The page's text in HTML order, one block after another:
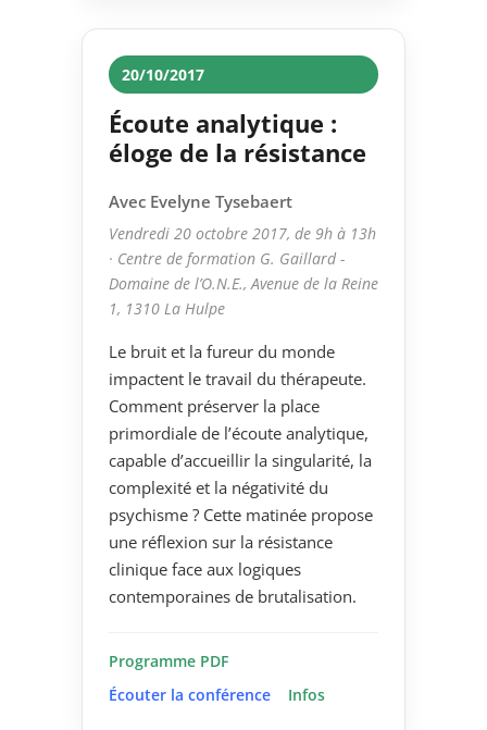
20/10/2017
Écoute analytique :
éloge de la résistance
Avec Evelyne Tysebaert
Vendredi 20 octobre 2017, de 9h à 13h
· Centre de formation G. Gaillard -
Domaine de l’O.N.E., Avenue de la Reine
1, 1310 La Hulpe
Le bruit et la fureur du monde
impactent le travail du thérapeute.
Comment préserver la place
primordiale de l’écoute analytique,
capable d’accueillir la singularité, la
complexité et la négativité du
psychisme ? Cette matinée propose
une réflexion sur la résistance
clinique face aux logiques
contemporaines de brutalisation.
Programme PDF
Écouter la conférence
Infos